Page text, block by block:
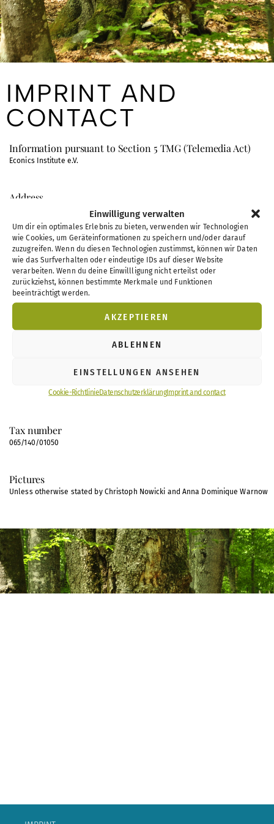
Einwilligung verwalten
Um dir ein optimales Erlebnis zu bieten, verwenden wir Technologien
wie Cookies, um Geräteinformationen zu speichern und/oder darauf
zuzugreifen. Wenn du diesen Technologien zustimmst, können wir Daten
wie das Surfverhalten oder eindeutige IDs auf dieser Website
verarbeiten. Wenn du deine Einwillligung nicht erteilst oder
zurückziehst, können bestimmte Merkmale und Funktionen
beeinträchtigt werden.
AKZEPTIEREN
ABLEHNEN
EINSTELLUNGEN ANSEHEN
Cookie-RichtlinieDatenschutzerklärungImprint and contact
IMPRINT AND
CONTACT​
Information pursuant to Section 5 TMG (Telemedia Act)
Econics Institute e.V.
Address
Choriner Bahnhofstraße 1
16230 Chorin
Contact
E-Mail: inga.engelhardt@econics.institute
Represented by
Prof. Dr. Daniel Johnson –
Reinhardt –Dr. Anselm Schneider
Register number: VR 7162 FF FF
Tax number
065/140/01050
Pictures
Unless otherwise stated by Christoph Nowicki and Anna Dominique Warnow